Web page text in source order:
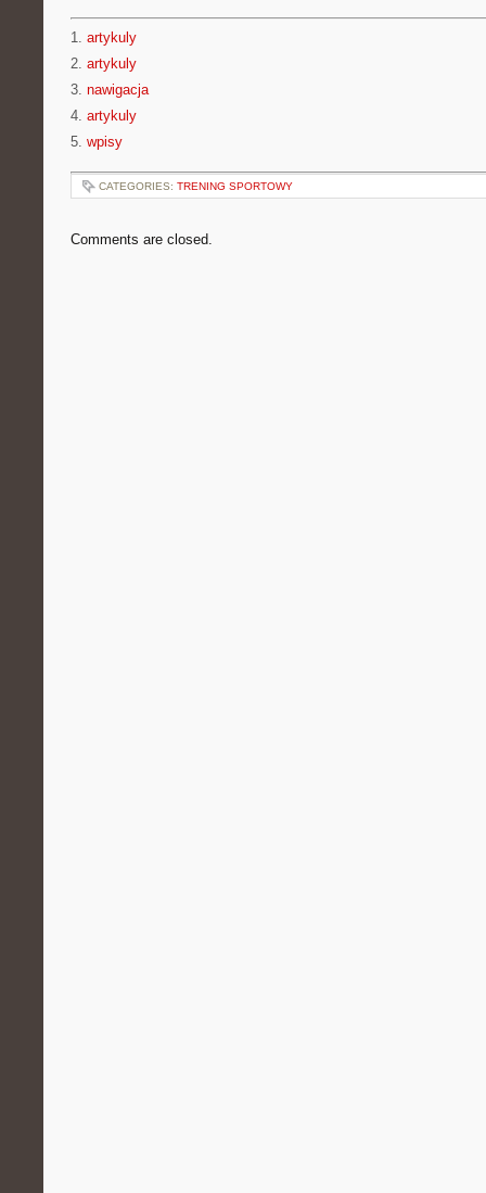
1. artykuly
2. artykuly
3. nawigacja
4. artykuly
5. wpisy
CATEGORIES: TRENING SPORTOWY
Comments are closed.